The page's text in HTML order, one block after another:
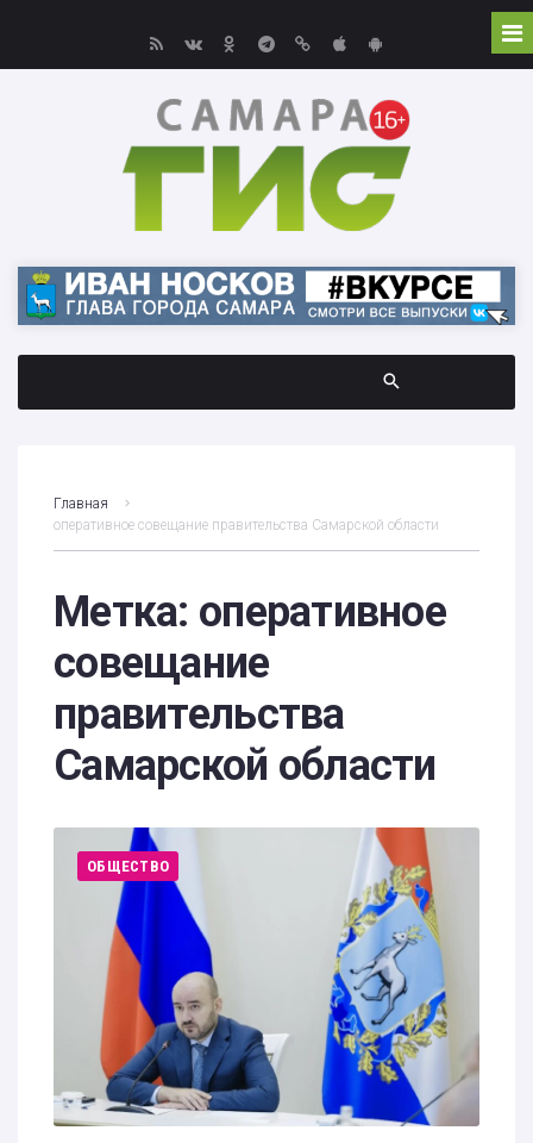
Главная
оперативное совещание правительства Самарской области
Метка: оперативное
совещание
правительства
Самарской области
ОБЩЕСТВО